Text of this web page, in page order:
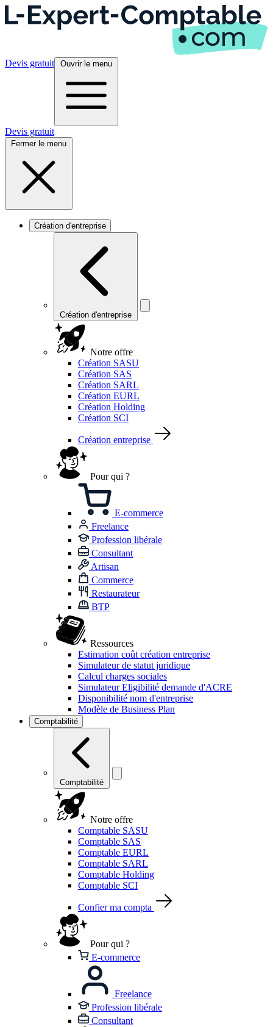
Devis gratuit Ouvrir le menu
Devis gratuit
Fermer le menu
Création d'entreprise
Création d'entreprise
Notre offre
Création SASU
Création SAS
Création SARL
Création EURL
Création Holding
Création SCI
Création entreprise
Pour qui ?
E-commerce
Freelance
Profession libérale
Consultant
Artisan
Commerce
Restaurateur
BTP
Ressources
Estimation coût création entreprise
Simulateur de statut juridique
Calcul charges sociales
Simulateur Eligibilité demande d'ACRE
Disponibilité nom d'entreprise
Modèle de Business Plan
Comptabilité
Comptabilité
Notre offre
Comptable SASU
Comptable SAS
Comptable EURL
Comptable SARL
Comptable Holding
Comptable SCI
Confier ma compta
Pour qui ?
E-commerce
Freelance
Profession libérale
Consultant